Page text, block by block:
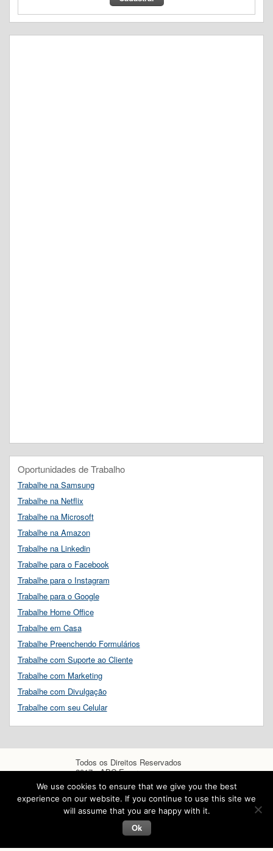
Oportunidades de Trabalho
Trabalhe na Samsung
Trabalhe na Netflix
Trabalhe na Microsoft
Trabalhe na Amazon
Trabalhe na Linkedin
Trabalhe para o Facebook
Trabalhe para o Instagram
Trabalhe para o Google
Trabalhe Home Office
Trabalhe em Casa
Trabalhe Preenchendo Formulários
Trabalhe com Suporte ao Cliente
Trabalhe com Marketing
Trabalhe com Divulgação
Trabalhe com seu Celular
Todos os Direitos Reservados
2017 - ABC Empregos
We use cookies to ensure that we give you the best
experience on our website. If you continue to use this site we
will assume that you are happy with it.
Ok